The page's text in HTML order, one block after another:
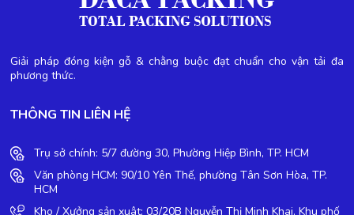
Giải pháp đóng kiện gỗ & chằng buộc đạt chuẩn cho vận tải đa
phương thức.
THÔNG TIN LIÊN HỆ
Trụ sở chính: 5/7 đường 30, Phường Hiệp Bình, TP. HCM
Văn phòng HCM: 90/10 Yên Thế, phường Tân Sơn Hòa, TP.
HCM
Kho / Xưởng sản xuât: 03/20B Nguyễn Thị Minh Khai, Khu phố